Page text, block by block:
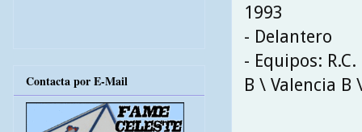
1993
- Delantero
- Equipos:
B \ Valencia B
Contacta por E-Mail